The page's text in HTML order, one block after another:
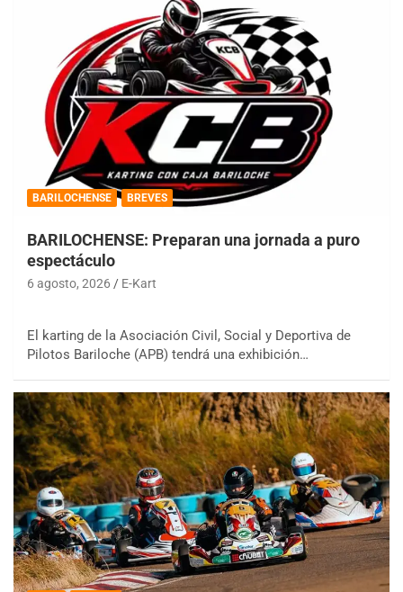
BARILOCHENSE BREVES
BARILOCHENSE: Preparan una jornada a puro
espectáculo
6 agosto, 2026 E-Kart
El karting de la Asociación Civil, Social y Deportiva de
Pilotos Bariloche (APB) tendrá una exhibición…